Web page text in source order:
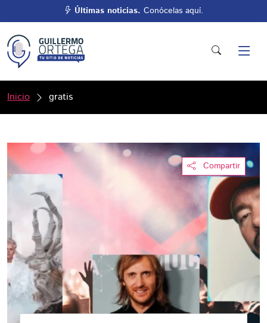
Últimas noticias. Conócelas aquí.
Inicio gratis
Compartir